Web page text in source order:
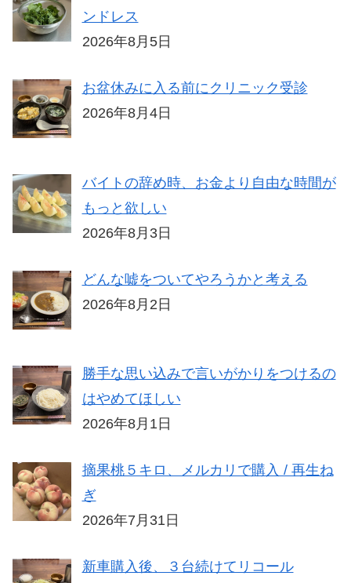
ンドレス
2026年8月5日
お盆休みに入る前にクリニック受診
2026年8月4日
バイトの辞め時、お金より自由な時間が
もっと欲しい
2026年8月3日
どんな嘘をついてやろうかと考える
2026年8月2日
勝手な思い込みで言いがかりをつけるの
はやめてほしい
2026年8月1日
摘果桃５キロ、メルカリで購入 / 再生ね
ぎ
2026年7月31日
新車購入後、３台続けてリコール